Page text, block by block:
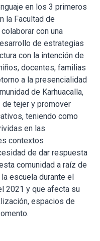
en los 3 primeros
la Facultad de
con una
de estrategias
con la intención de
docentes, familias
a la presencialidad
de Karhuacalla,
de tejer y promover
teniendo como
en las
contextos
de dar respuesta
comunidad a raíz de
escuela durante el
2021 y que afecta su
espacios de